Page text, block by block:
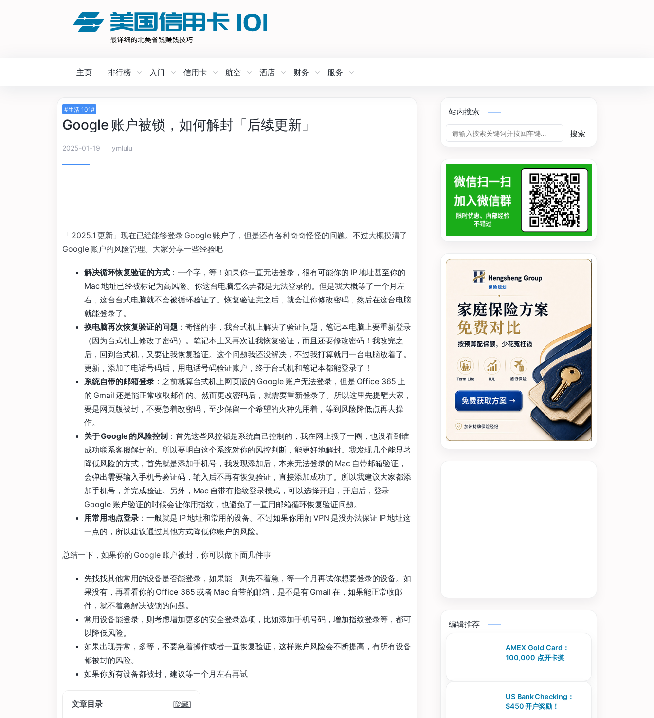
主页 排行榜 入门 信用卡 航空 酒店 财务 服务
#生活 101#
Google 账户被锁，如何解封「后续更新」
2025-01-19 ymlulu
「 2025.1 更新」现在已经能够登录 Google 账户了，但是还有各种奇奇怪怪的问题。不过大概摸清了
Google 账户的风险管理。大家分享一些经验吧
解决循环恢复验证的方式 ：一个字，等！如果你一直无法登录，很有可能你的 IP 地址甚至你的
Mac 地址已经被标记为高风险。你这台电脑怎么弄都是无法登录的。但是我大概等了一个月左
右，这台台式电脑就不会被循环验证了。恢复验证完之后，就会让你修改密码，然后在这台电脑
就能登录了。
换电脑再次恢复验证的问题 ：奇怪的事，我台式机上解决了验证问题，笔记本电脑上要重新登录
（因为台式机上修改了密码）。笔记本上又再次让我恢复验证，而且还要修改密码！我改完之
后，回到台式机，又要让我恢复验证。这个问题我还没解决，不过我打算就用一台电脑放着了。
更新，添加了电话号码后，用电话号码验证账户，终于台式机和笔记本都能登录了！
系统自带的邮箱登录 ：之前就算台式机上网页版的 Google 账户无法登录，但是 Office 365 上
的 Gmail 还是能正常收取邮件的。然而更改密码后，就需要重新登录了。所以这里先提醒大家，
要是网页版被封，不要急着改密码，至少保留一个希望的火种先用着，等到风险降低点再去操
作。
关于 Google 的风险控制 ：首先这些风控都是系统自己控制的，我在网上搜了一圈，也没看到谁
成功联系客服解封的。所以要明白这个系统对你的风控判断，能更好地解封。我发现几个能显著
降低风险的方式，首先就是添加手机号，我发现添加后，本来无法登录的 Mac 自带邮箱验证，
会弹出需要输入手机号验证码，输入后不再有恢复验证，直接添加成功了。所以我建议大家都添
加手机号，并完成验证。另外，Mac 自带有指纹登录模式，可以选择开启，开启后，登录
Google 账户验证的时候会让你用指纹，也避免了一直用邮箱循环恢复验证问题。
用常用地点登录 ：一般就是 IP 地址和常用的设备。不过如果你用的 VPN 是没办法保证 IP 地址这
一点的，所以建议通过其他方式降低你账户的风险。
总结一下，如果你的 Google 账户被封，你可以做下面几件事
先找找其他常用的设备是否能登录，如果能，则先不着急，等一个月再试你想要登录的设备。如
果没有，再看看你的 Office 365 或者 Mac 自带的邮箱，是不是有 Gmail 在，如果能正常收邮
件，就不着急解决被锁的问题。
常用设备能登录，则考虑增加更多的安全登录选项，比如添加手机号码，增加指纹登录等，都可
以降低风险。
如果出现异常，多等，不要急着操作或者一直恢复验证，这样账户风险会不断提高，有所有设备
都被封的风险。
如果你所有设备都被封，建议等一个月左右再试
文章目录 [隐藏]
站内搜索
搜索
编辑推荐
AMEX Gold Card：
100,000 点开卡奖
US Bank Checking：
$450 开户奖励！